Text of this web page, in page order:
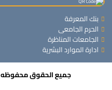
بنك المعرفة
الحرم الجامعى
الجامعات المناظرة
ادارة الموارد البشرية
جميع الحقوق محفوظه